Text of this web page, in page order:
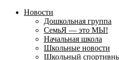
Новости
Дошкольная группа
СемьЯ — это МЫ!
Начальная школа
Школьные новости
Школьный